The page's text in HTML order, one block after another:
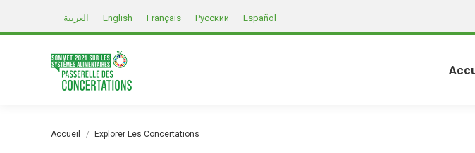
العربية English Français Русский Español
Vous êtes ici :
Accueil Explorer Les Concertations